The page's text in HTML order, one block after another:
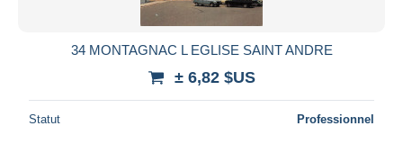
34 MONTAGNAC L EGLISE SAINT ANDRE
± 6,82 $US
Statut Professionnel